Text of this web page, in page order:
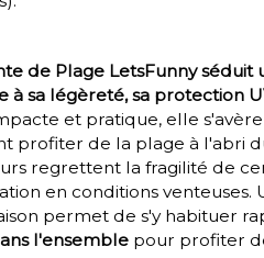
de Plage LetsFunny séduit
à sa légèreté, sa protection
et pratique, elle
profiter de la plage à l'abri
regrettent la fragilité de
en conditions venteuses.
permet de s'y habituer
l'ensemblepour profiter